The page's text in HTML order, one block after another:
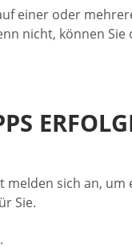
einer oder
nicht, können
sich an,
Sie.